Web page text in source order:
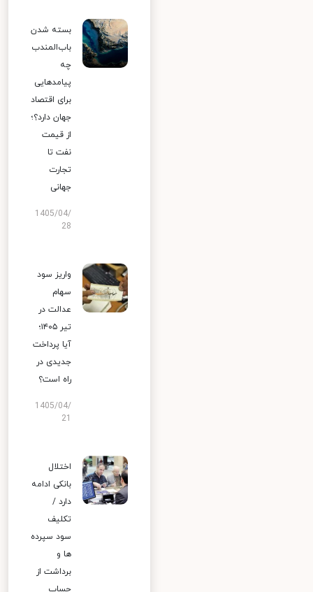
بسته شدن
باب‌المندب
چه
پیامدهایی
برای اقتصاد
جهان دارد؟؛
از قیمت
نفت تا
تجارت
جهانی
1405/04/
28
واریز سود
سهام
عدالت در
تیر ۱۴۰۵؛
آیا پرداخت
جدیدی در
راه است؟
1405/04/
اختلال
بانکی ادامه
دارد /
تکلیف
سود سپرده
ها و
برداشت از
حساب